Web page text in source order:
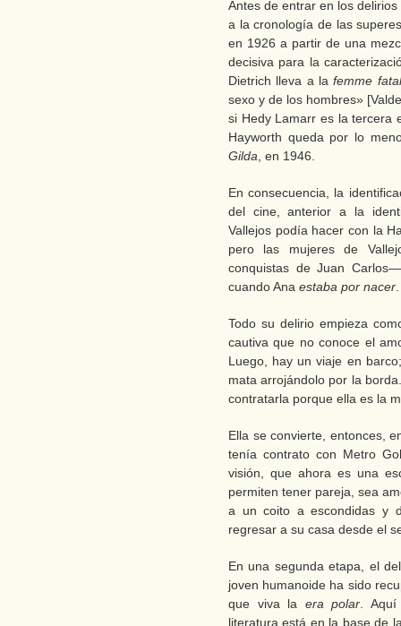
Antes de entrar en los
a la cronología de las
en 1926 a partir de una
decisiva para la
Dietrich lleva a lafemme
sexo y de los hombres»
si Hedy Lamarr es la tercera
Hayworth queda por lo
Gilda , en 1946.
En consecuencia, la
del cine, anterior a la
Vallejos podía hacer con la
pero las mujeres de
conquistas de Juan
cuando Ana estaba por nacer
Todo su delirio empieza
cautiva que no conoce el
Luego, hay un viaje en
mata arrojándolo por la
contratarla porque ella es la
Ella se convierte, entonces,
tenía contrato con Metro
visión, que ahora es una
permiten tener pareja, sea
a un coito a escondidas y
regresar a su casa desde el
En una segunda etapa, el
joven humanoide ha sido
que viva la era polar .
literatura está en la base de